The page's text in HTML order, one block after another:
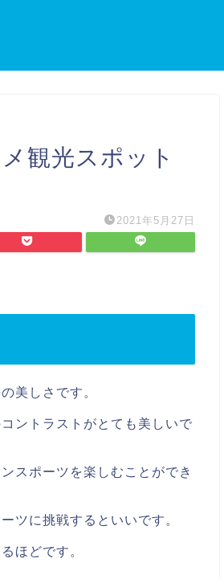
観光スポット
2021年5月27日
美しさです。
ントラストがとても美しいで
スポーツを楽しむことができ
ツに挑戦するといいです。
ほどです。